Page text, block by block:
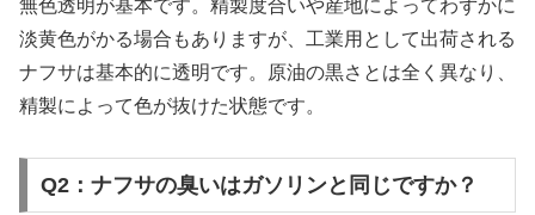
無色透明が基本です。精製度合いや産地によってわずかに
淡黄色がかる場合もありますが、工業用として出荷される
ナフサは基本的に透明です。原油の黒さとは全く異なり、
精製によって色が抜けた状態です。
Q2：ナフサの臭いはガソリンと同じですか？